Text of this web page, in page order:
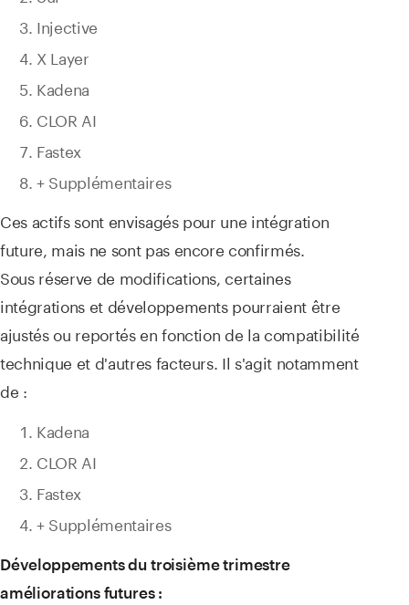
Injective
X Layer
Kadena
CLOR AI
Fastex
+ Supplémentaires
Ces actifs sont envisagés pour une intégration
future, mais ne sont pas encore confirmés.
Sous réserve de modifications, certaines
intégrations et développements pourraient être
ajustés ou reportés en fonction de la compatibilité
technique et d'autres facteurs. Il s'agit notamment
de :
Kadena
CLOR AI
Fastex
+ Supplémentaires
Développements du troisième trimestre
améliorations futures :